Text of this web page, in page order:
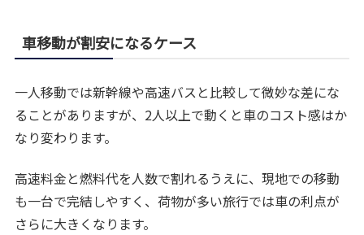
車移動が割安になるケース
一人移動では新幹線や高速バスと比較して微妙な差にな
ることがありますが、2人以上で動くと車のコスト感はか
なり変わります。
高速料金と燃料代を人数で割れるうえに、現地での移動
も一台で完結しやすく、荷物が多い旅行では車の利点が
さらに大きくなります。